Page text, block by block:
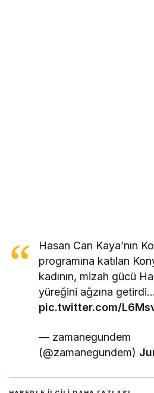
Hasan Can Kaya’nın
programına katılan
kadının, mizah gücü
yüreğini ağzına getirdi…
pic.twitter.com/
— zamanegundem
(@zamanegundem)